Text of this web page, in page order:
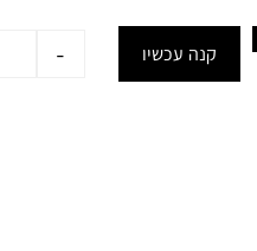
- קנה עכשיו